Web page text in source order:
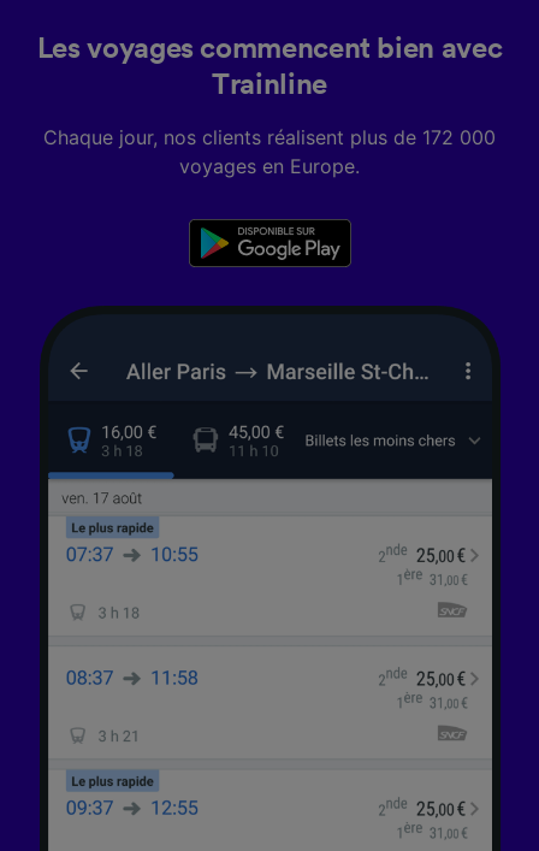
Les voyages commencent bien avec
Trainline
Chaque jour, nos clients réalisent plus de 172 000
voyages en Europe.